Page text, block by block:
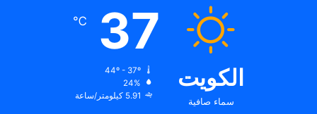
الكويت
سماء صافية
37
℃
24%
5.91 كيلومتر/ساعة